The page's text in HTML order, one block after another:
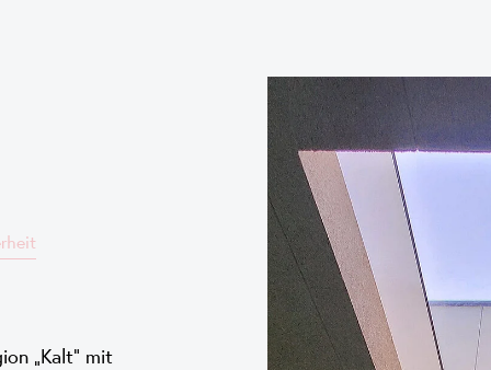
„Kalt“ mit